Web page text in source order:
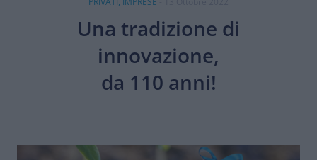
Una tradizione di
innovazione,
da 110 anni!